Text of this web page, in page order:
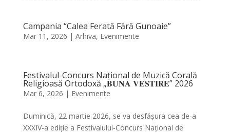
Campania “Calea Ferată Fără Gunoaie”
Mar 11, 2026 | Arhiva, Evenimente
Festivalul-Concurs Național de Muzică Corală
Religioasă Ortodoxă „𝐁𝐔𝐍𝐀 𝐕𝐄𝐒𝐓𝐈𝐑𝐄” 2026
Mar 6, 2026 | Evenimente
Duminică, 22 martie 2026, se va desfășura cea de-a
XXXIV-a ediție a Festivalului-Concurs Național de